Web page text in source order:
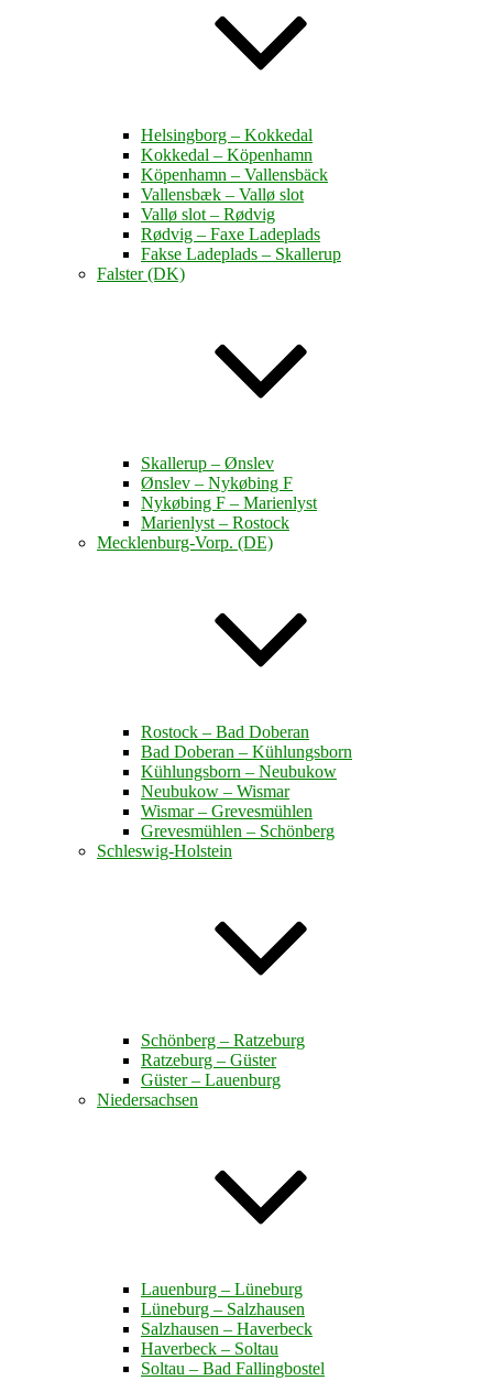
Helsingborg – Kokkedal
Kokkedal – Köpenhamn
Köpenhamn – Vallensbäck
Vallensbæk – Vallø slot
Vallø slot – Rødvig
Rødvig – Faxe Ladeplads
Fakse Ladeplads – Skallerup
Falster (DK)
Skallerup – Ønslev
Ønslev – Nykøbing F
Nykøbing F – Marienlyst
Marienlyst – Rostock
Mecklenburg-Vorp. (DE)
Rostock – Bad Doberan
Bad Doberan – Kühlungsborn
Kühlungsborn – Neubukow
Neubukow – Wismar
Wismar – Grevesmühlen
Grevesmühlen – Schönberg
Schleswig-Holstein
Schönberg – Ratzeburg
Ratzeburg – Güster
Güster – Lauenburg
Niedersachsen
Lauenburg – Lüneburg
Lüneburg – Salzhausen
Salzhausen – Haverbeck
Haverbeck – Soltau
Soltau – Bad Fallingbostel